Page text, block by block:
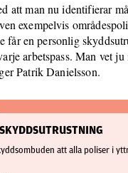
att man nu identifierar
exempelvis
får en personlig
arbetspass. Man vet
Patrik Danielsson.
att alla poliser i